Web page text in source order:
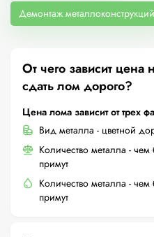
Демонтаж металлоконструкций
От чего зависит
сдать лом дорого?
Цена лома зависит от трех
Вид металла - цветной
Количество металла -
примут
Количество металла -
примут